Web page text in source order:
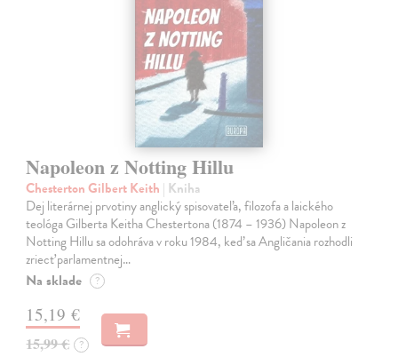
Napoleon z Notting Hillu
Chesterton Gilbert Keith | Kniha
Dej literárnej prvotiny anglický spisovateľa, filozofa a laického
teológa Gilberta Keitha Chestertona (1874 – 1936) Napoleon z
Notting Hillu sa odohráva v roku 1984, keď sa Angličania rozhodli
zriecť parlamentnej…
Na sklade ?
15,19 €
15,99 € ?